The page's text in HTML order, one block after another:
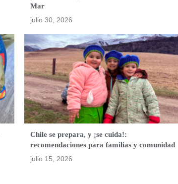
Mar
julio 30, 2026
Chile se prepara, y ¡se cuida!:
recomendaciones para familias y comunidad
julio 15, 2026